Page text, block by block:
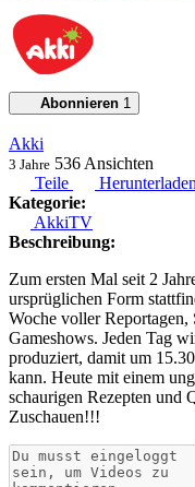
Abonnieren 1
Akki
3 Jahre 536 Ansichten
Teile
Herunterladen
Kategorie:
AkkiTV
Beschreibung:
Zum ersten Mal seit 2
ursprüglichen Form
Woche voller
Gameshows. Jeden Tag
produziert, damit um
kann. Heute mit einem
schaurigen Rezepten und
Zuschauen!!!